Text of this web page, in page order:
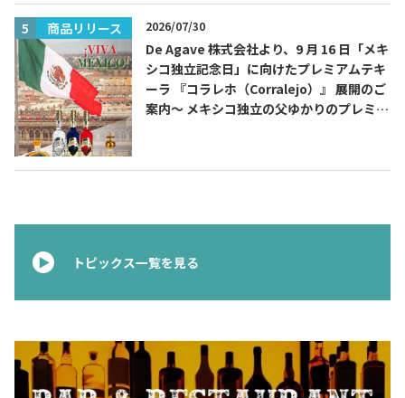
商品リリース 2026/07/30
De Agave 株式会社より、9 月 16 日「メキ
シコ独立記念日」に向けたプレミアムテキ
ーラ 『コラレホ（Corralejo）』 展開のご
案内〜 メキシコ独立の父ゆかりのプレミア
トピックス一覧を見る